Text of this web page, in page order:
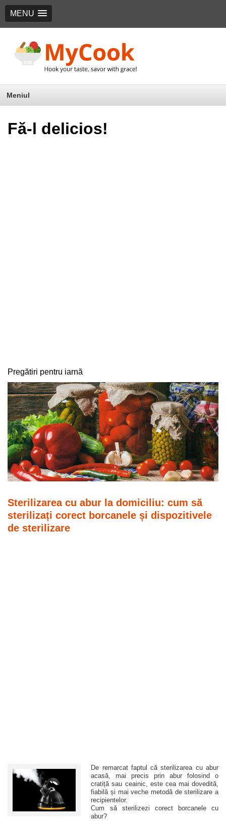
MENU
Meniul
Fă-l delicios!
Pregătiri pentru iarnă
Sterilizarea cu abur la domiciliu: cum să
sterilizați corect borcanele și dispozitivele
de sterilizare
De remarcat faptul că sterilizarea cu abur
acasă, mai precis prin abur folosind o
cratiță sau ceainic, este cea mai dovedită,
fiabilă și mai veche metodă de sterilizare a
recipientelor.
Cum să sterilizezi corect borcanele cu
abur?